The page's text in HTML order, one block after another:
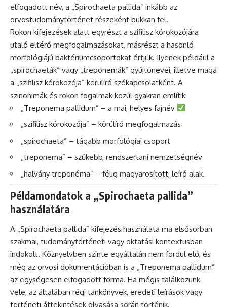
elfogadott név, a „Spirochaeta pallida” inkább az
orvostudománytörténet részeként bukkan fel.
Rokon kifejezések alatt egyrészt a szifilisz kórokozójára
utaló eltérő megfogalmazásokat, másrészt a hasonló
morfológiájú baktériumcsoportokat értjük. Ilyenek például a
„spirochaeták” vagy „treponemák” gyűjtőnevei, illetve maga
a „szifilisz kórokozója” körülíró szókapcsolatként. A
szinonimák és rokon fogalmak közül gyakran említik:
„Treponema pallidum” – a mai, helyes fajnév
„szifilisz kórokozója” – körülíró megfogalmazás
„spirochaeta” – tágabb morfológiai csoport
„treponema” – szűkebb, rendszertani nemzetségnév
„halvány treponéma” – félig magyarosított, leíró alak.
Példamondatok a „Spirochaeta pallida”
használatára
A „Spirochaeta pallida” kifejezés használata ma elsősorban
szakmai, tudománytörténeti vagy oktatási kontextusban
indokolt. Köznyelvben szinte egyáltalán nem fordul elő, és
még az orvosi dokumentációban is a „Treponema pallidum”
az egységesen elfogadott forma. Ha mégis találkozunk
vele, az általában régi tankönyvek, eredeti leírások vagy
történeti áttekintések olvasása során történik.